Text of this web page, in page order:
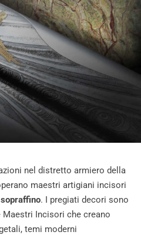
nel distretto armiero della
maestri artigiani incisori
. I pregiati decori sono
Incisori che creano
temi moderni